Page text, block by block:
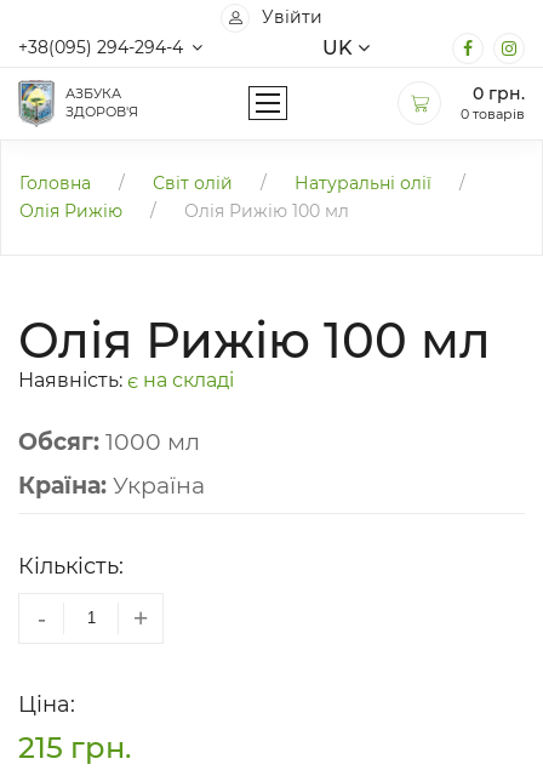
Увійти
+38(095) 294-294-4
UK
АЗБУКА
ЗДОРОВ'Я
0 грн.
0 товарів
Головна / Світ олій / Натуральні олії
/
Олія Рижію
/ Олія Рижію 100 мл
Олія Рижію 100 мл
Наявність: є на складі
Обсяг: 1000 мл
Країна: Україна
Кількість:
- +
Ціна:
215 грн.